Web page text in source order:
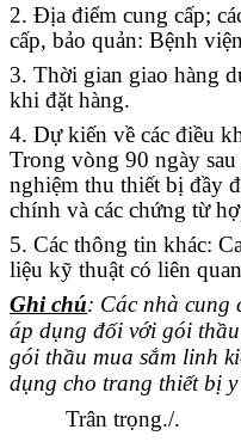
2. Địa điểm cung cấp;
cấp, bảo quản: Bệnh
3. Thời gian giao hàng
khi đặt hàng.
4. Dự kiến về các điều
Trong vòng 90 ngày
nghiệm thu thiết bị đầy
chính và các chứng từ
5. Các thông tin khác:
liệu kỹ thuật có liên
Ghi chú: Các nhà cung
áp dụng đối với gói
gói thầu mua sắm linh
dụng cho trang thiết bị
Trân trọng./.